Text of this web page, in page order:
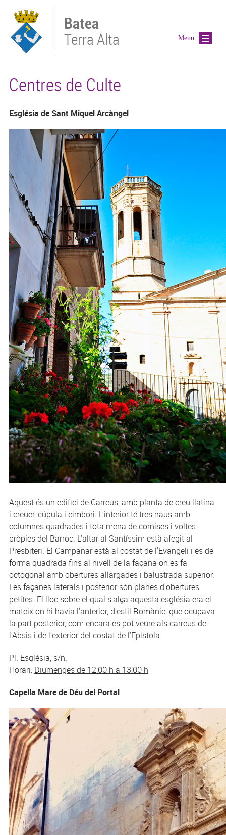
Batea
Terra Alta
Centres de Culte
Església de Sant Miquel Arcàngel
Aquest és un edifici de Carreus, amb planta de creu llatina
i creuer, cúpula i cimbori. L'interior té tres naus amb
columnes quadrades i tota mena de cornises i voltes
pròpies del Barroc. L'altar al Santíssim està afegit al
Presbiteri. El Campanar està al costat de l'Evangeli i es de
forma quadrada fins al nivell de la façana on es fa
octogonal amb obertures allargades i balustrada superior.
Les façanes laterals i posterior són planes d'obertures
petites. El lloc sobre el qual s'alça aquesta església era el
mateix on hi havia l'anterior, d'estil Romànic, que ocupava
la part posterior, com encara es pot veure als carreus de
l'Absis i de l'exterior del costat de l'Epístola.
Pl. Església, s/n.
Horari: Diumenges de 12:00 h a 13:00 h
Capella Mare de Déu del Portal
Menu